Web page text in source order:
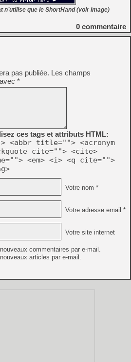
n’utilise que le ShortHand (voir image)
0 commentaire
pas publiée. Les champs
*
ces tags et attributs HTML:
title=""> <acronym
cite=""> <cite>
<em> <i> <q cite="">
Votre nom *
Votre adresse email *
Votre site internet
commentaires par e-mail.
articles par e-mail.